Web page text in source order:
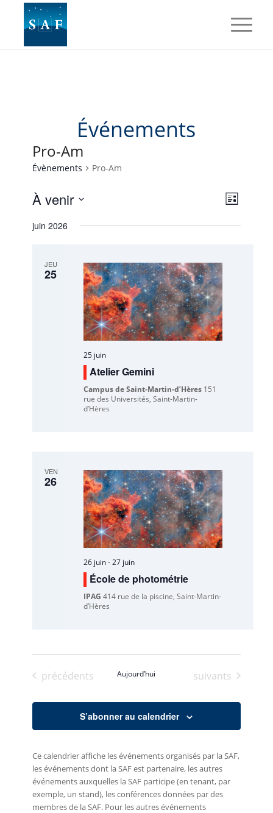
Événements
Pro-Am
Évènements Pro-Am
de
vues
Liste
À venir
une
juin 2026
JEU
25
25 juin
Atelier Gemini
Campus de Saint-Martin-d’Hères 151
rue des Universités, Saint-Martin-
d’Hères
VEN
26
26 juin-27 juin
École de photométrie
IPAG414 rue de la piscine, Saint-Martin-
d’Hères
Évènements
précédents Aujourd’hui Évènements
suivants
S’abonner au calendrier
Ce calendrier affiche les événements organisés par la SAF,
les événements dont la SAF est partenaire, les autres
événements auxquelles la SAF participe (en tenant, par
exemple, un stand), les conférences données par des
membres de la SAF. Pour les autres événements